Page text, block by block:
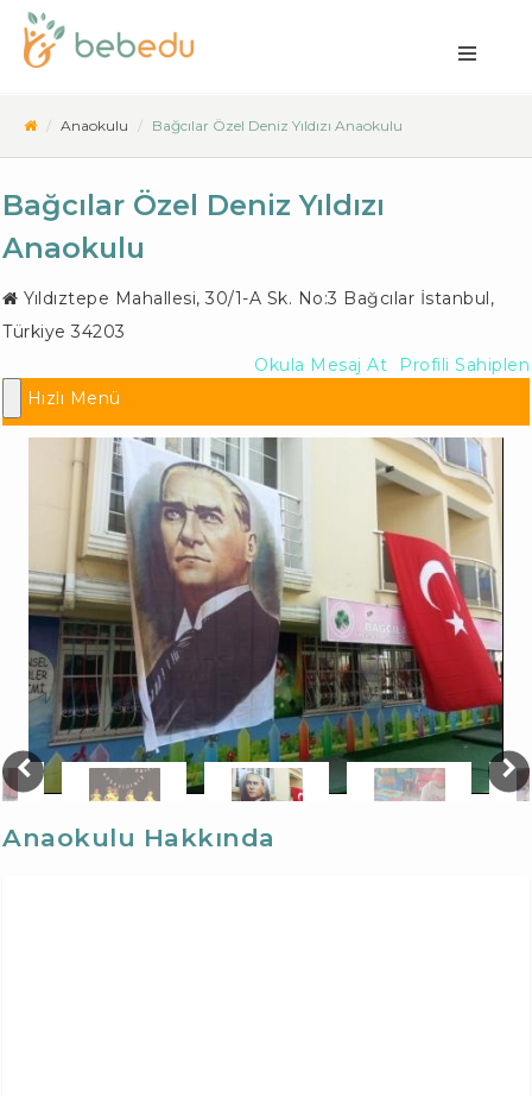
Anaokulu Bağcılar Özel Deniz Yıldızı Anaokulu
Bağcılar Özel Deniz Yıldızı
Anaokulu
Yıldıztepe Mahallesi, 30/1-A Sk. No:3 Bağcılar İstanbul,
Türkiye 34203
Profili Sahiplen
Okula Mesaj At
Hızlı Menü
Anaokulu Hakkında